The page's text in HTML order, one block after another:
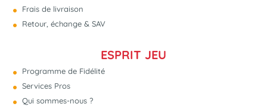
Frais de livraison
Retour, échange & SAV
ESPRIT JEU
Programme de Fidélité
Services Pros
Qui sommes-nous ?